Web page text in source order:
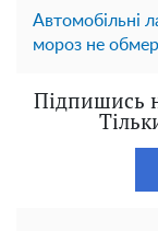
Автомобільні
мороз не
Підпишись